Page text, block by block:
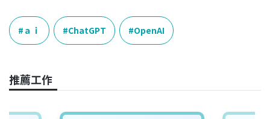
c
e
b
o
k
e
r
e
a
k
e
n
p
y
L
k
ａｉ ChatGPT OpenAI
推薦工作